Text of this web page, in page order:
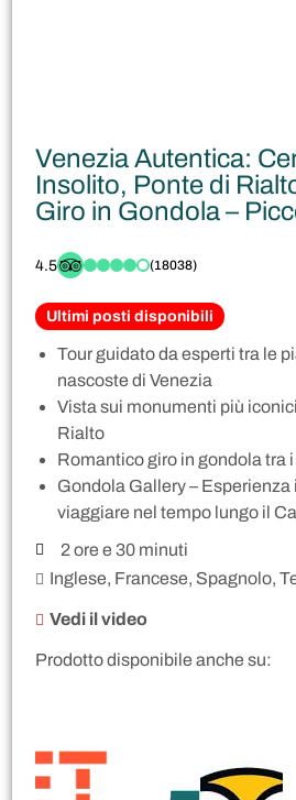
Venezia Autentica:
Insolito, Ponte di
Giro in Gondola –
4.5 (18038)
Ultimi posti disponibili
Tour guidato da esperti tra le
nascoste di Venezia
Vista sui monumenti più
Rialto
Romantico giro in gondola tra
Gondola Gallery –
viaggiare nel tempo lungo il
2 ore e 30 minuti
Inglese, Francese, Spagnolo,
Vedi il video
Prodotto disponibile anche su: